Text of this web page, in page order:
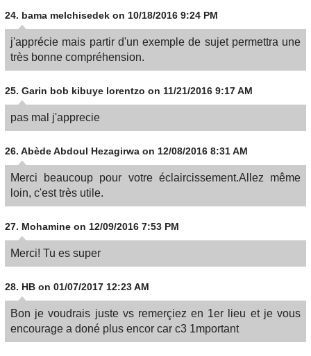
24. bama melchisedek on 10/18/2016 9:24 PM
j'apprécie mais partir d'un exemple de sujet permettra une
très bonne compréhension.
25. Garin bob kibuye lorentzo on 11/21/2016 9:17 AM
pas mal j'apprecie
26. Abède Abdoul Hezagirwa on 12/08/2016 8:31 AM
Merci beaucoup pour votre éclaircissement.Allez même
loin, c'est très utile.
27. Mohamine on 12/09/2016 7:53 PM
Merci! Tu es super
28. HB on 01/07/2017 12:23 AM
Bon je voudrais juste vs remerçiez en 1er lieu et je vous
encourage a doné plus encor car c3 1mportant